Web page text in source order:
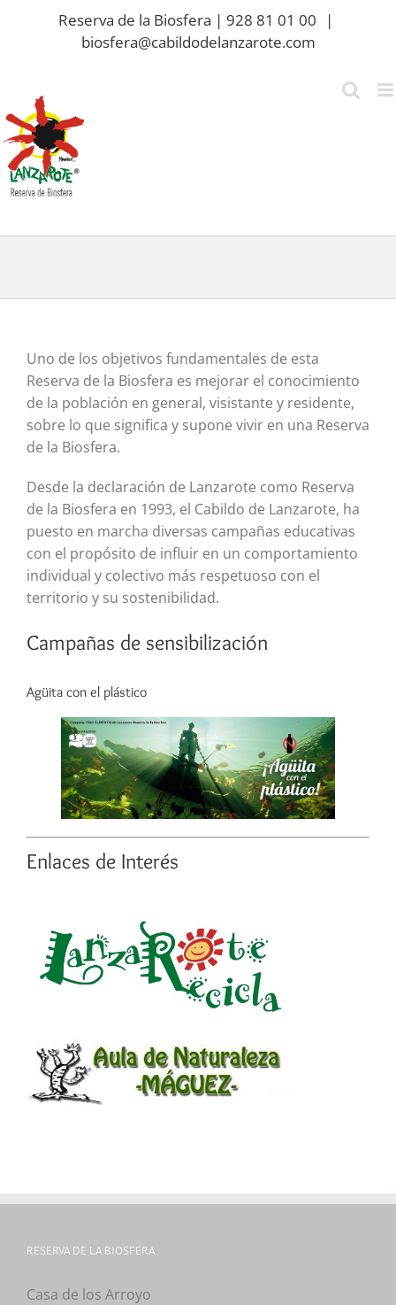
Reserva de la Biosfera | 928 81 01 00
|
biosfera@cabildodelanzarote.com
Uno de los objetivos fundamentales de esta
Reserva de la Biosfera es mejorar el conocimiento
de la población en general, visistante y residente,
sobre lo que significa y supone vivir en una Reserva
de la Biosfera.
Desde la declaración de Lanzarote como Reserva
de la Biosfera en 1993, el Cabildo de Lanzarote, ha
puesto en marcha diversas campañas educativas
con el propósito de influir en un comportamiento
individual y colectivo más respetuoso con el
territorio y su sostenibilidad.
Campañas de sensibilización
Agüita con el plástico
Enlaces de Interés
RESERVA DE LA BIOSFERA
Casa de los Arroyo